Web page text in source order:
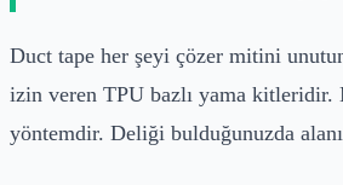
Duct tape her şeyi çözer mitini
izin veren TPU bazlı yama kitleridir.
yöntemdir. Deliği bulduğunuzda